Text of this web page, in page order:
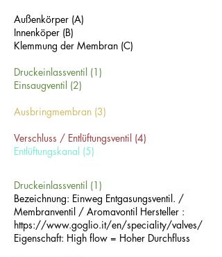
Außenkörper (A)
Innenköper (B)
Klemmung der Membran (C)
Druckeinlassventil (1)
Einsaugventil (2)
Ausbringmembran (3)
Verschluss / Entlüftungsventil (4)
Entlüftungskanal (5)
Druckeinlassventil (1)
Bezeichnung: Einweg Entgasungsventil. /
Membranventil / Aromavontil Hersteller :
https://www.goglio.it/en/speciality/valves/
Eigenschaft: High flow = Hoher Durchfluss